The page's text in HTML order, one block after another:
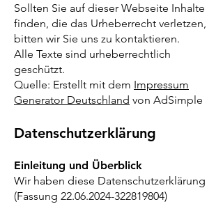
Sollten Sie auf dieser Webseite Inhalte
finden, die das Urheberrecht verletzen,
bitten wir Sie uns zu kontaktieren.
Alle Texte sind urheberrechtlich
geschützt.
Quelle: Erstellt mit dem Impressum
Generator Deutschland von AdSimple
Datenschutzerklärung
Einleitung und Überblick
Wir haben diese Datenschutzerklärung
(Fassung 22.06.2024-322819804)